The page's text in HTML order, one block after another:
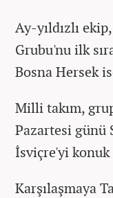
Ay-yıldızlı
Grubu'nu ilk
Bosna Hersek
Milli takım,
Pazartesi günü
İsviçre'yi konuk
Karşılaşmaya